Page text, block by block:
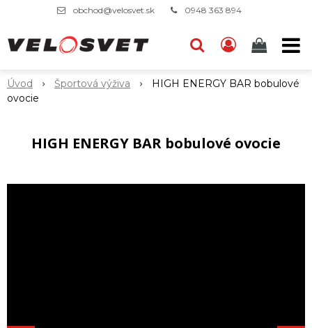
obchod@velosvet.sk 0948 363 894
Úvod Športová výživa
HIGH ENERGY BAR bobulové
ovocie
HIGH ENERGY BAR bobulové ovocie